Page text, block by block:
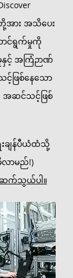
တို့အား အသိပေး
ောင်ရွက်မှုကို
နှင့် အကြံဉာဏ်
င့်ဖြစ်နေသော
ဆင်သင့်ဖြစ်
းချန်ပီယံထံသို့
ာမည်!)
ဆက်သွယ်ပါ။